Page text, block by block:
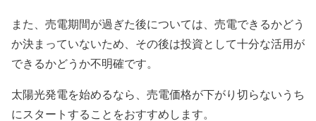
また、売電期間が過ぎた後については、売電できるかどう
か決まっていないため、その後は投資として十分な活用が
できるかどうか不明確です。
太陽光発電を始めるなら、売電価格が下がり切らないうち
にスタートすることをおすすめします。